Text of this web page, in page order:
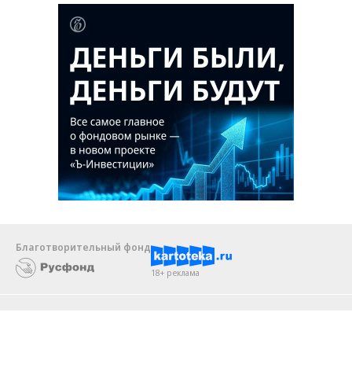
Благотворительный фонд
18+ реклама